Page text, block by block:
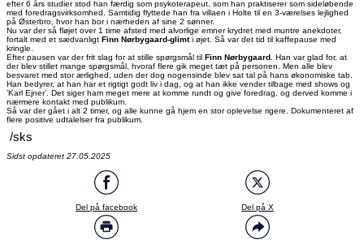
efter 6 års studier stod han færdig som psykoterapeut, som han praktiserer som sideløbende
med foredragsvirksomhed. Samtidig flyttede han fra villaen i Holte til en 3-værelses lejlighed
på Østerbro, hvor han bor i nærheden af sine 2 sønner.
Nu var der så fløjet over 1 time afsted med alvorlige emner krydret med muntre anekdoter,
fortalt med et sædvanligt Finn Nørbygaard-glimti øjet. Så var det tid til kaffepause med
kringle.
Efter pausen var der frit slag for at stille spørgsmål til Finn Nørbygaard. Han var glad for, at
der blev stillet mange spørgsmål, hvoraf flere gik meget tæt på personen. Men alle blev
besvaret med stor ærlighed, uden der dog nogensinde blev sat tal på hans økonomiske tab.
Han bedyrer, at han har et rigtigt godt liv i dag, og at han ikke vender tilbage med shows og
’Karl Ejner’. Det siger ham meget mere at komme rundt og give foredrag, og derved komme i
nærmere kontakt med publikum.
Så var der gået i alt 2 timer, og alle kunne gå hjem en stor oplevelse rigere. Dokumenteret af
flere positive udtalelser fra publikum.
/sks
Sidst opdateret 27.05.2025
Del på facebook Del på X